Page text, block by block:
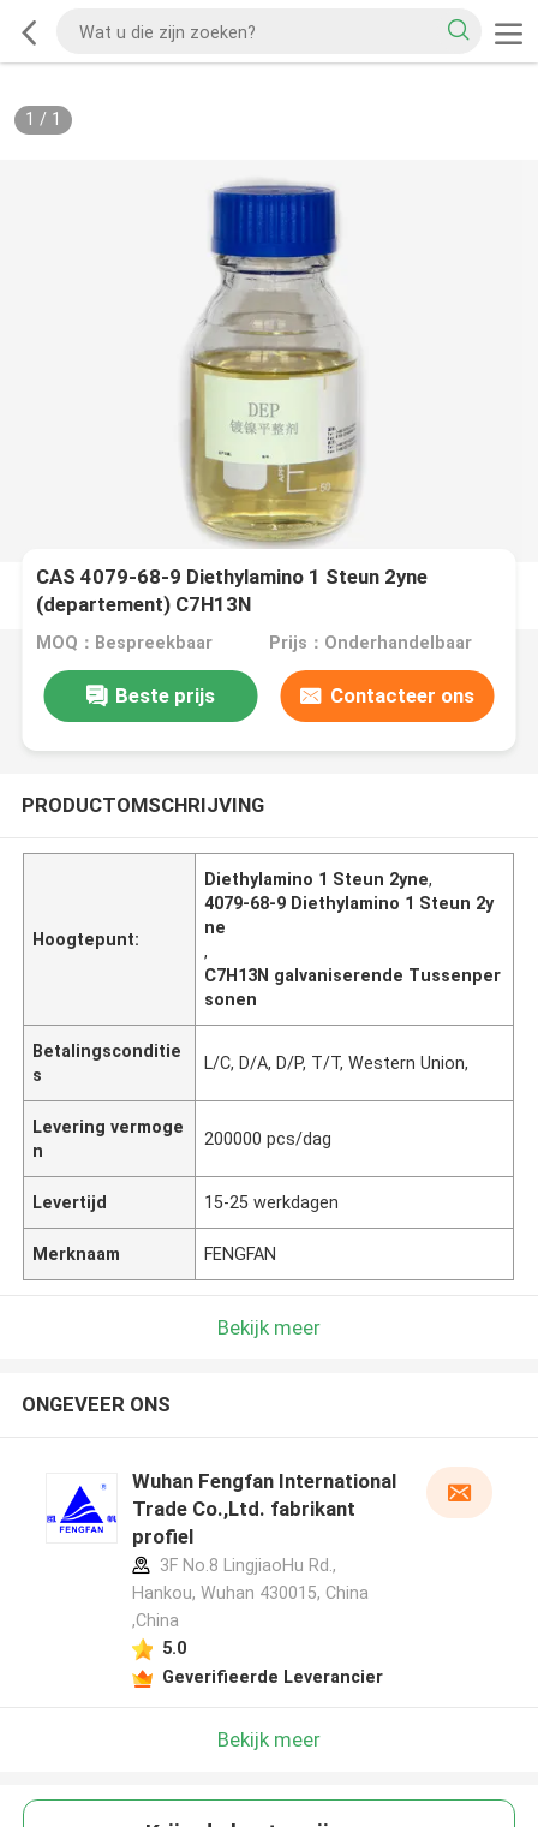
1 / 1
CAS 4079-68-9 Diethylamino 1 Steun 2yne
(departement) C7H13N
MOQ：Bespreekbaar Prijs：Onderhandelbaar
Beste prijs Contacteer ons
PRODUCTOMSCHRIJVING
Hoogtepunt:
Diethylamino 1 Steun 2yne,
4079-68-9 Diethylamino 1 Steun 2y
ne
,
C7H13N galvaniserende Tussenper
sonen
Betalingsconditie
s
L/C, D/A, D/P, T/T, Western Union,
Levering vermoge
n
200000 pcs/dag
Levertijd 15-25 werkdagen
Merknaam FENGFAN
Bekijk meer
ONGEVEER ONS
Wuhan Fengfan International
Trade Co.,Ltd. fabrikant
profiel
3F No.8 LingjiaoHu Rd.,
Hankou, Wuhan 430015, China
,China
5.0
Geverifieerde Leverancier
Bekijk meer